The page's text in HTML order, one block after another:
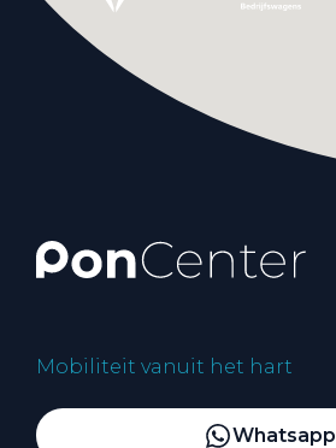
Mobiliteit vanuit het hart
Whatsapp